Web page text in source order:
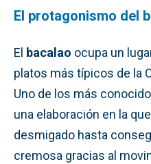
El protagonismo del
El bacalao ocupa un
platos más típicos de la
Uno de los más
una elaboración en la
desmigado hasta
cremosa gracias al